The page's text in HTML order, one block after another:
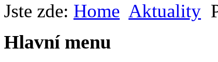
Jste zde: Home Aktuality
Hlavní menu